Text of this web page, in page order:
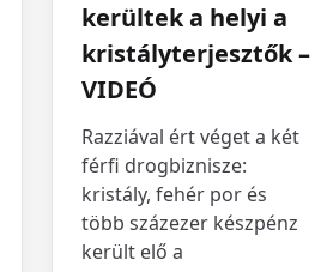
kerültek a helyi a
kristályterjesztők –
VIDEÓ
Razziával ért véget a két
férfi drogbiznisze:
kristály, fehér por és
több százezer készpénz
került elő a